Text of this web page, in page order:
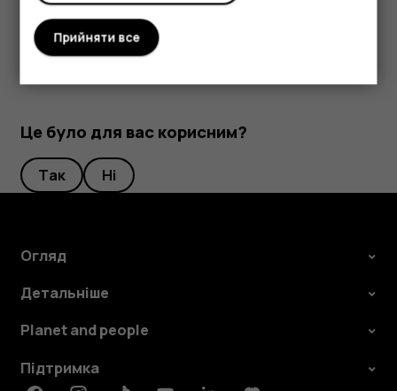
Місцезнаходження.
Це було для вас корисним?
Так Ні
Огляд
Детальніше
Planet and people
Підтримка
Прийняти все